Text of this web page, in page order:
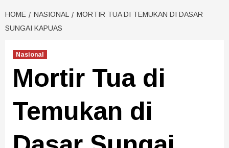
HOME NASIONAL
MORTIR TUA DI TEMUKAN DI DASAR
SUNGAI KAPUAS
Nasional
Mortir Tua di
Temukan di